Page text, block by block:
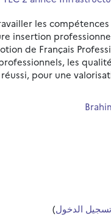
les
insertion
de Français
les
pour une
تسجيل الدخول)